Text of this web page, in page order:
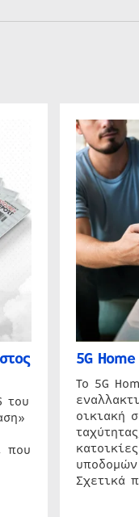
του
που
5G
Το 5G
οικιακή
Σχετικά